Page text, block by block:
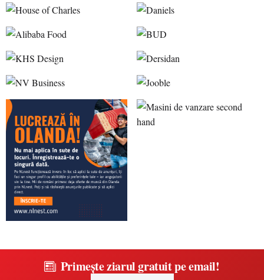
Primește ziarul gratuit pe email!